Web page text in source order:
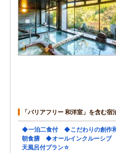
「バリアフリー 和洋室」を含む宿
◆一泊二食付 ◆こだわりの創作
朝食膳 ◆オールインクルーシ
天風呂付プラン☆